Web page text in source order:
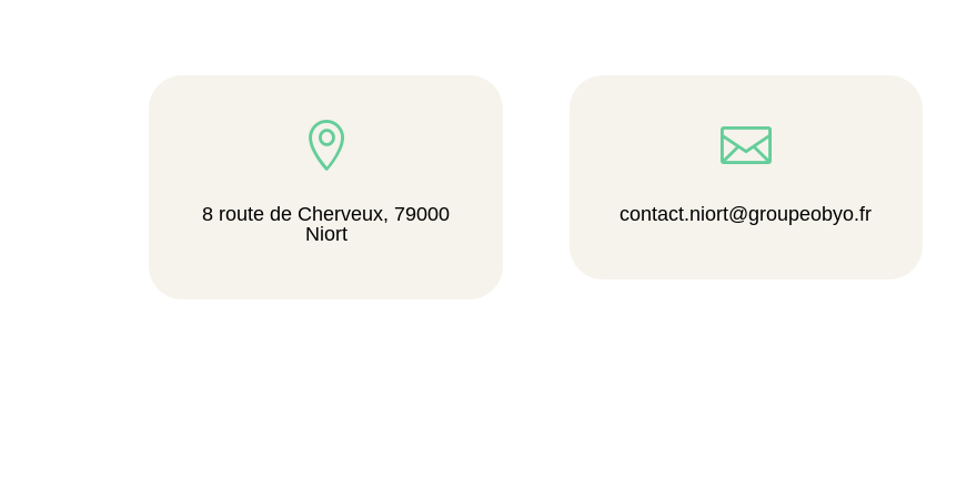

8 route de Cherveux, 79000
Niort

contact.niort@groupeobyo.fr